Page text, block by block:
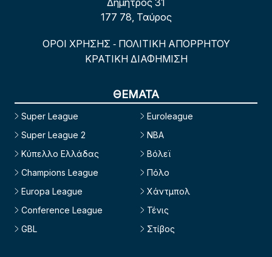
177 78, Ταύρος
ΟΡΟΙ ΧΡΗΣΗΣ - ΠΟΛΙΤΙΚΗ ΑΠΟΡΡΗΤΟΥ
ΚΡΑΤΙΚΗ ΔΙΑΦΗΜΙΣΗ
ΘΕΜΑΤΑ
Super League
Super League 2
Κύπελλο Ελλάδας
Champions League
Europa League
Conference League
GBL
Euroleague
NBA
Βόλεϊ
Πόλο
Χάντμπολ
Τένις
Στίβος